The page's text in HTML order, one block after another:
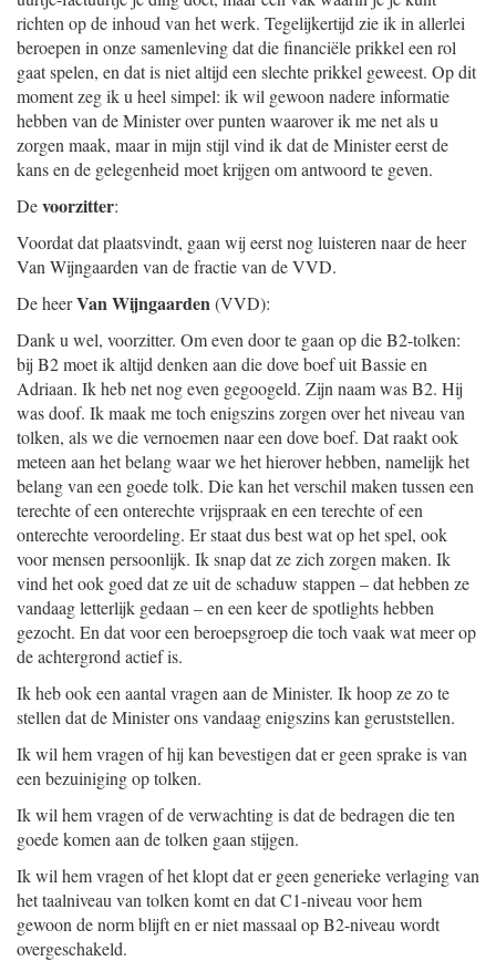
richten op de inhoud van het werk. Tegelijkertijd zie ik in allerlei
beroepen in onze samenleving dat die financiële prikkel een rol
gaat spelen, en dat is niet altijd een slechte prikkel geweest. Op dit
moment zeg ik u heel simpel: ik wil gewoon nadere informatie
hebben van de Minister over punten waarover ik me net als u
zorgen maak, maar in mijn stijl vind ik dat de Minister eerst de
kans en de gelegenheid moet krijgen om antwoord te geven.
Devoorzitter:
Voordat dat plaatsvindt, gaan wij eerst nog luisteren naar de heer
Van Wijngaarden van de fractie van de VVD.
De heerVan Wijngaarden(VVD):
Dank u wel, voorzitter. Om even door te gaan op die B2-tolken:
bij B2 moet ik altijd denken aan die dove boef uit Bassie en
Adriaan. Ik heb net nog even gegoogeld. Zijn naam was B2. Hij
was doof. Ik maak me toch enigszins zorgen over het niveau van
tolken, als we die vernoemen naar een dove boef. Dat raakt ook
meteen aan het belang waar we het hierover hebben, namelijk het
belang van een goede tolk. Die kan het verschil maken tussen een
terechte of een onterechte vrijspraak en een terechte of een
onterechte veroordeling. Er staat dus best wat op het spel, ook
voor mensen persoonlijk. Ik snap dat ze zich zorgen maken. Ik
vind het ook goed dat ze uit de schaduw stappen – dat hebben ze
vandaag letterlijk gedaan – en een keer de spotlights hebben
gezocht. En dat voor een beroepsgroep die toch vaak wat meer op
de achtergrond actief is.
Ik heb ook een aantal vragen aan de Minister. Ik hoop ze zo te
stellen dat de Minister ons vandaag enigszins kan geruststellen.
Ik wil hem vragen of hij kan bevestigen dat er geen sprake is van
een bezuiniging op tolken.
Ik wil hem vragen of de verwachting is dat de bedragen die ten
goede komen aan de tolken gaan stijgen.
Ik wil hem vragen of het klopt dat er geen generieke verlaging van
het taalniveau van tolken komt en dat C1-niveau voor hem
gewoon de norm blijft en er niet massaal op B2-niveau wordt
overgeschakeld.